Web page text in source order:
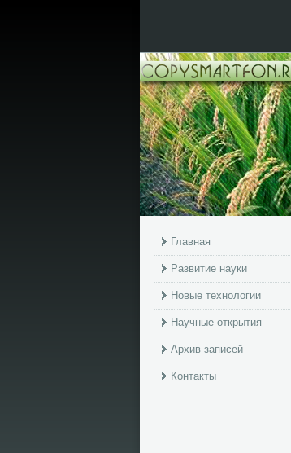
Главная
Развитие науки
Новые технологии
Научные открытия
Архив записей
Контакты